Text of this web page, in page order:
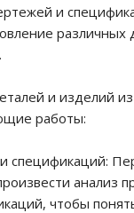
и
различных
и изделий
работы:
спецификаций:
анализ
чтобы